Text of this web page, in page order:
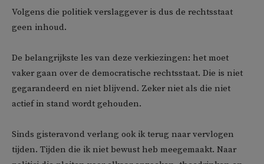
Volgens die politiek verslaggever is dus de rechtsstaat
geen inhoud.
De belangrijkste les van deze verkiezingen: het moet
vaker gaan over de democratische rechtsstaat. Die is niet
gegarandeerd en niet blijvend. Zeker niet als die niet
actief in stand wordt gehouden.
Sinds gisteravond verlang ook ik terug naar vervlogen
tijden. Tijden die ik niet bewust heb meegemaakt. Naar